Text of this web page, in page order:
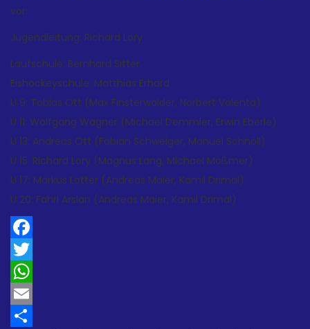
vor:
Jugendleitung: Richard Lory
Laufschule: Bernhard Sitter
Eishockeyschule: Matthias Erhard
U 9: Tobias Ott (Max Finsterwalder, Norbert Valenta)
U 11: Wolfgang Wagner (Michael Demmler, Erwin Eberle)
U 13: Andreas Ott (Fabian Schweiger, Manuel Schnöll)
U 15: Richard Lory (Magnus Lang, Michael Mößmer)
U 17: Markus Lotter (Andreas Maier, Kamil Drimal)
U 20: Fahri Arslan (Andreas Maier, Kamil Drimal)
Facebook
Twitter
WhatsApp
Email